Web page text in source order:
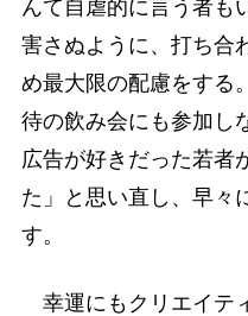
んて自虐的に言う者も
害さぬように、打ち合
め最大限の配慮をする
待の飲み会にも参加し
広告が好きだった若者
た」と思い直し、早々
す。
幸運にもクリエイテ